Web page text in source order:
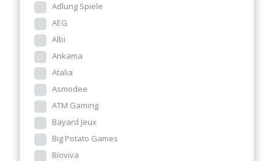
Adlung Spiele
AEG
Albi
Ankama
Atalia
Asmodee
ATM Gaming
Bayard Jeux
Big Potato Games
Bioviva